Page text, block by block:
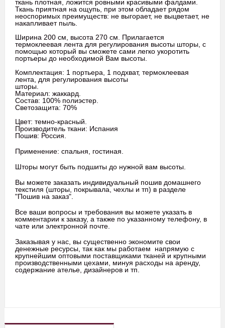
ткань плотная, ложится ровными красивыми фалдами.
Ткань приятная на ощупь, при этом обладает рядом
неоспоримых преимуществ: не выгорает, не выцветает, не
накапливает пыль.
Ширина 200 см, высота 270 см. Прилагается
термоклеевая лента для регулирования высоты шторы, с
помощью который вы сможете сами легко укоротить
портьеры до необходимой Вам высоты.
Комплектация: 1 портьера, 1 подхват, термоклеевая
лента, для регулирования высоты
шторы.
Материал: жаккард.
Состав: 100% полиэстер.
Светозащита: 70%
Цвет: темно-красный.
Производитель ткани: Испания
Пошив: Россия.
Применение: спальня, гостиная.
Шторы могут быть подшиты до нужной вам высоты.
Вы можете заказать индивидуальный пошив домашнего
текстиля (шторы, покрывала, чехлы и тп) в разделе
"Пошив на заказ".
Все ваши вопросы и требования вы можете указать в
комментарии к заказу, а также по указанному телефону, в
чате или электронной почте.
Заказывая у нас, вы существенно экономите свои
денежные ресурсы, так как мы работаем напрямую с
крупнейшим оптовыми поставщиками тканей и крупными
производственными цехами, минуя расходы на аренду,
содержание ателье, дизайнеров и тп.